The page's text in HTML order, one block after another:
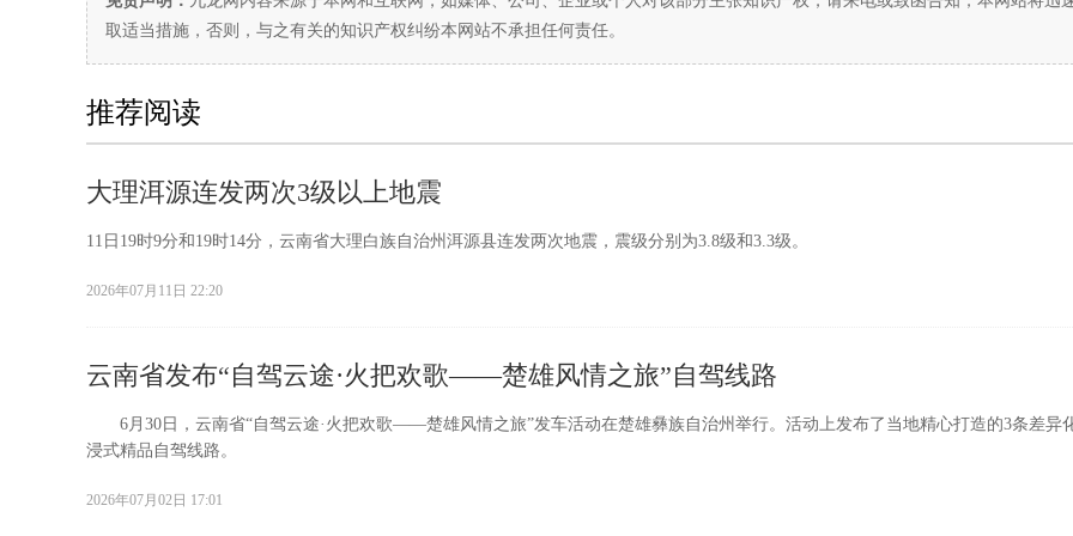
取适当措施，否则，与之有关的知识产权纠纷本网站不承担任何责任。
推荐阅读
大理洱源连发两次3级以上地震
11日19时9分和19时14分，云南省大理白族自治州洱源县连发两次地震，震级分别为3.8级和3.3级。
2026年07月11日 22:20
云南省发布“自驾云途·火把欢歌——楚雄风情之旅”自驾线路
6月30日，云南省“自驾云途·火把欢歌——楚雄风情之旅”发车活动在楚雄彝族自治州举行。活动上发布了当地精心打造的3条差异
浸式精品自驾线路。
2026年07月02日 17:01